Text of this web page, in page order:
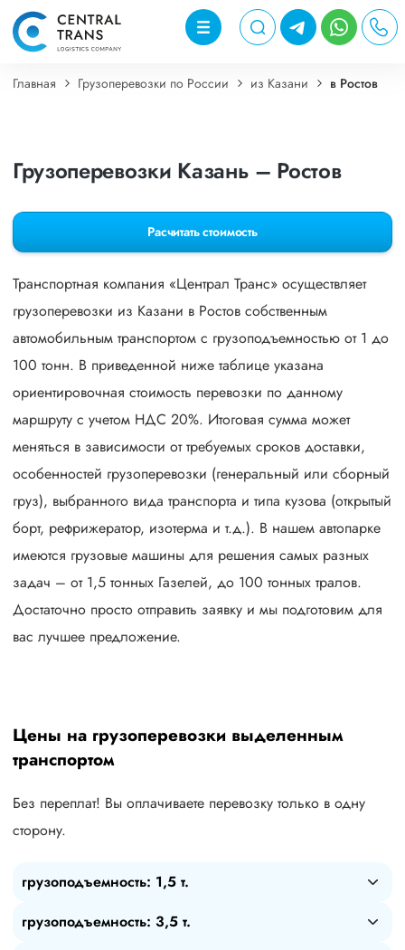
Главная Грузоперевозки по России из Казани в Ростов
Грузоперевозки Казань – Ростов
Расчитать стоимость
Транспортная компания «Централ Транс» осуществляет
грузоперевозки из Казани в Ростов собственным
автомобильным транспортом с грузоподъемностью от 1 до
100 тонн. В приведенной ниже таблице указана
ориентировочная стоимость перевозки по данному
маршруту с учетом НДС 20%. Итоговая сумма может
меняться в зависимости от требуемых сроков доставки,
особенностей грузоперевозки (генеральный или сборный
груз), выбранного вида транспорта и типа кузова (открытый
борт, рефрижератор, изотерма и т.д.). В нашем автопарке
имеются грузовые машины для решения самых разных
задач – от 1,5 тонных Газелей, до 100 тонных тралов.
Достаточно просто отправить заявку и мы подготовим для
вас лучшее предложение.
Цены на грузоперевозки выделенным
транспортом
Без переплат! Вы оплачиваете перевозку только в одну
сторону.
грузоподъемность: 1,5 т.
грузоподъемность: 3,5 т.